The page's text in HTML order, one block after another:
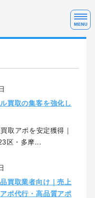
買取の集客を強化し
取アポを安定獲得｜
区・多摩...
買取業者向け｜売上
ポ代行・高品質アポ